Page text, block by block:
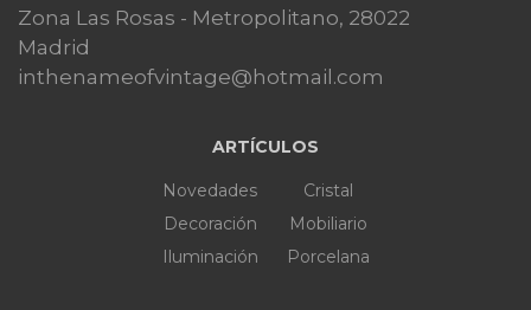
Zona Las Rosas - Metropolitano, 28022
Madrid
inthenameofvintage@hotmail.com
ARTÍCULOS
Novedades
Decoración
Iluminación
Cristal
Mobiliario
Porcelana